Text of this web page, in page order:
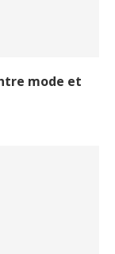
mode et